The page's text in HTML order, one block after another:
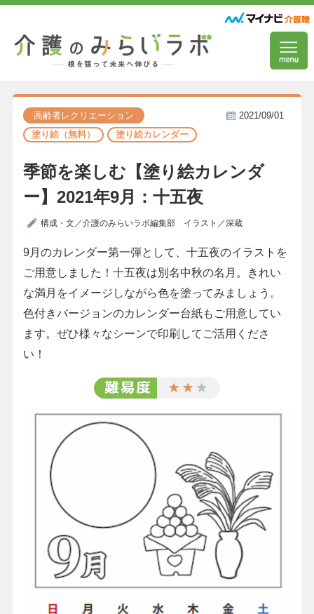
高齢者レクリエーション
塗り絵（無料）
塗り絵カレンダー
2021/09/01
季節を楽しむ【塗り絵カレンダ
ー】2021年9月：十五夜
構成・文／介護のみらいラボ編集部 イラスト／深蔵
9月のカレンダー第一弾として、十五夜のイラストを
ご用意しました！十五夜は別名中秋の名月。きれい
な満月をイメージしながら色を塗ってみましょう。
色付きバージョンのカレンダー台紙もご用意してい
ます。ぜひ様々なシーンで印刷してご活用くださ
い！